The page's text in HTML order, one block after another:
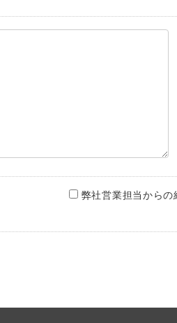
弊社営業担当からの